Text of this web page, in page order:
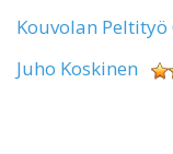
Kouvolan Peltityö
Juho Koskinen